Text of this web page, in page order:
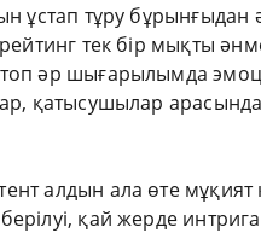
ұстап тұру
тек бір мықты
әр шығарылымда
қатысушылар
алдын ала өте
қай жерде